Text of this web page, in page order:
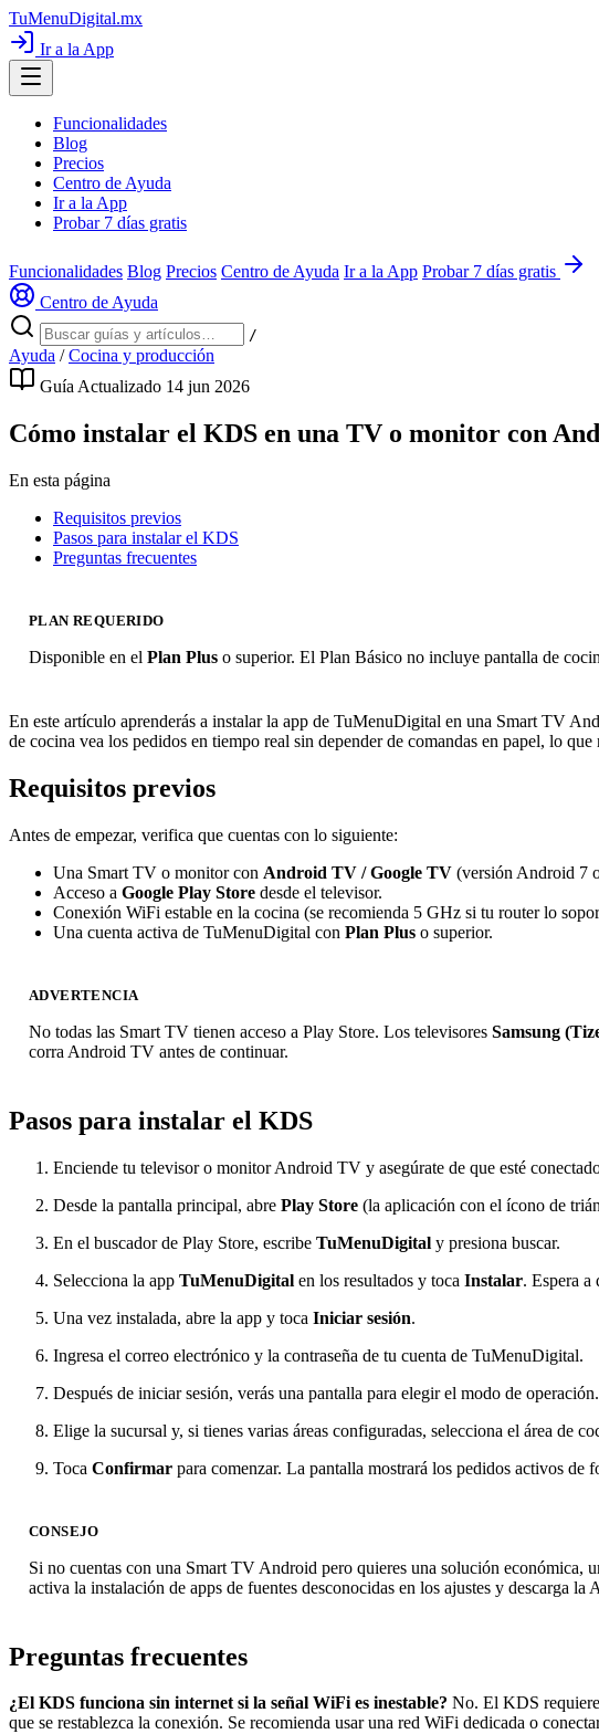
TuMenuDigital.mx
Ir a la App
Funcionalidades
Blog
Precios
Centro de Ayuda
Ir a la App
Probar 7 días gratis
Funcionalidades Blog Precios Centro de Ayuda Ir a la App Probar 7 días gratis
Centro de Ayuda
/
Ayuda / Cocina y producción
Guía Actualizado 14 jun 2026
Cómo instalar el KDS en una TV o monitor con
En esta página
Requisitos previos
Pasos para instalar el KDS
Preguntas frecuentes
PLAN REQUERIDO
Disponible en el Plan Plus o superior. El Plan Básico no incluye pantalla de
En este artículo aprenderás a instalar la app de TuMenuDigital en una Smart TV
de cocina vea los pedidos en tiempo real sin depender de comandas en papel, lo
Requisitos previos
Antes de empezar, verifica que cuentas con lo siguiente:
Una Smart TV o monitor con Android TV / Google TV (versión Android 7
Acceso a Google Play Store desde el televisor.
Conexión WiFi estable en la cocina (se recomienda 5 GHz si tu router lo
Una cuenta activa de TuMenuDigital con Plan Plus o superior.
ADVERTENCIA
No todas las Smart TV tienen acceso a Play Store. Los televisores Samsung
corra Android TV antes de continuar.
Pasos para instalar el KDS
Enciende tu televisor o monitor Android TV y asegúrate de que esté
Desde la pantalla principal, abre Play Store (la aplicación con el ícono de
En el buscador de Play Store, escribe TuMenuDigital y presiona buscar.
Selecciona la app TuMenuDigital en los resultados y toca Instalar. Espera a
Una vez instalada, abre la app y toca Iniciar sesión.
Ingresa el correo electrónico y la contraseña de tu cuenta de TuMenuDigital.
Después de iniciar sesión, verás una pantalla para elegir el modo de
Elige la sucursal y, si tienes varias áreas configuradas, selecciona el área de
Toca Confirmar para comenzar. La pantalla mostrará los pedidos activos de
CONSEJO
Si no cuentas con una Smart TV Android pero quieres una solución económica,
activa la instalación de apps de fuentes desconocidas en los ajustes y descarga
Preguntas frecuentes
¿El KDS funciona sin internet si la señal WiFi es inestable? No. El KDS requiere
que se restablezca la conexión. Se recomienda usar una red WiFi dedicada o